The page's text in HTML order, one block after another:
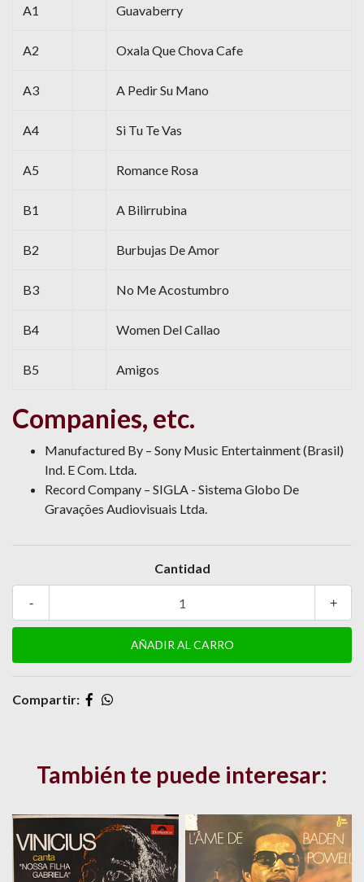
A1 Guavaberry
A2 Oxala Que Chova Cafe
A3 A Pedir Su Mano
A4 Si Tu Te Vas
A5 Romance Rosa
B1 A Bilirrubina
B2 Burbujas De Amor
B3 No Me Acostumbro
B4 Women Del Callao
B5 Amigos
Companies, etc.
Manufactured By – Sony Music Entertainment (Brasil)
Ind. E Com. Ltda.
Record Company – SIGLA - Sistema Globo De
Gravações Audiovisuais Ltda.
Cantidad
+
-
Compartir:
También te puede interesar: